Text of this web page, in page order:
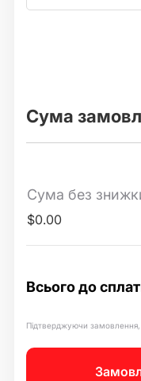
Сума
Сума без
$0.00
Всього до
Підтверджуючи